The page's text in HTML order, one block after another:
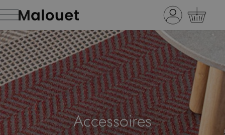
Accessoires